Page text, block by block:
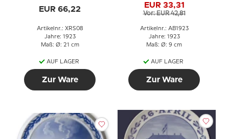
EUR 66,22
Artikelnr.: XRS08
Jahre: 1923
Maß: Ø: 21 cm
AUF LAGER
Zur Ware
EUR 33,31
Vor: EUR 42,81
Artikelnr.: AB1923
Jahre: 1923
Maß: Ø: 9 cm
AUF LAGER
Zur Ware